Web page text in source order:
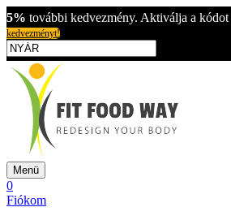
5% további kedvezmény. Aktiválja a kódot
kedvezményt!
Menü
0
Fiókom